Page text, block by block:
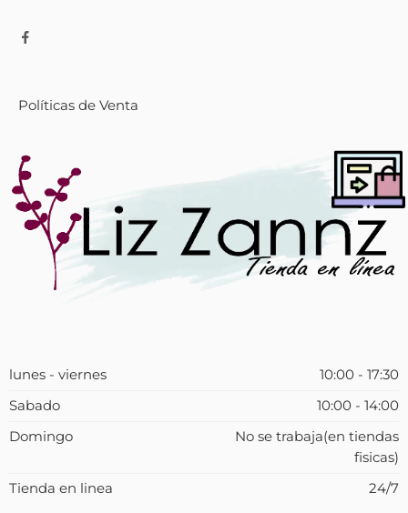
Políticas de Venta
lunes - viernes
10:00 - 17:30
Sabado
10:00 - 14:00
Domingo
No se trabaja(en tiendas
fisicas)
Tienda en linea
24/7